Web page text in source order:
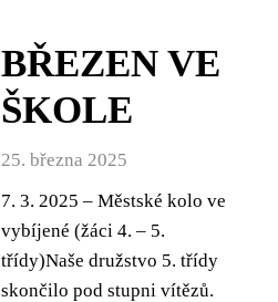
BŘEZEN VE
ŠKOLE
25. března 2025
7. 3. 2025 – Městské kolo ve
vybíjené (žáci 4. – 5.
třídy)Naše družstvo 5. třídy
skončilo pod stupni vítězů.